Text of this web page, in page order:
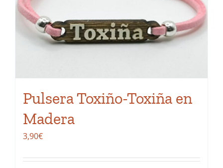
elegir
en
producto
Pulsera Toxiño-Toxiña en
Madera
3,90€